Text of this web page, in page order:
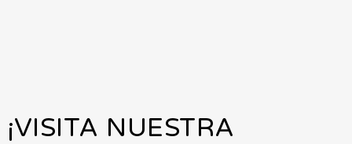
¡VISITA NUESTRA